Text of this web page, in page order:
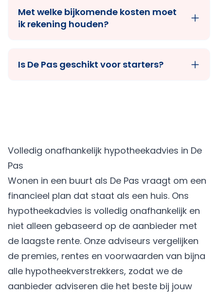
Met welke bijkomende kosten moet
ik rekening houden?
Is De Pas geschikt voor starters?
Volledig onafhankelijk hypotheekadvies in De
Pas
Wonen in een buurt als De Pas vraagt om een
financieel plan dat staat als een huis. Ons
hypotheekadvies is volledig onafhankelijk en
niet alleen gebaseerd op de aanbieder met
de laagste rente. Onze adviseurs vergelijken
de premies, rentes en voorwaarden van bijna
alle hypotheekverstrekkers, zodat we de
aanbieder adviseren die het beste bij jouw